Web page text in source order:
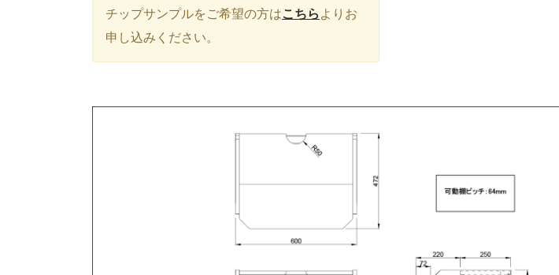
チップサンプルをご希望の方はこちらよりお
申し込みください。